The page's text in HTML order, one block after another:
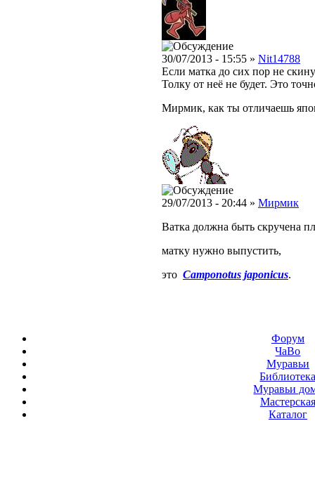
30/07/2013 - 15:55 » Nit14788
Если матка до сих пор не
Толку от неё не будет. Это
Мирмик, как ты отличаешь
29/07/2013 - 20:44 » Мирмик
Ватка должна быть скручена
матку нужно выпустить,
это Camponotus japonicus.
Форум
ЧаВо
Муравьи
Муравьи
Мастерская
Каталог